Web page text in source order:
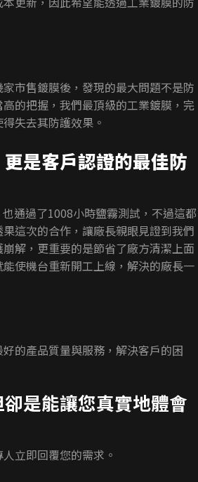
市售鍍膜後，發現的最大問題不是防
的把握，我們最頂級的工業鍍膜，完
失去其防護效果。
是客戶認證的最佳防
通過了1008小時鹽霧測試，不過這都
這次的合作，讓廠長親眼見證到我們
解，更重要的是節省了廠方清潔上面
使機台重新開工上線，解決的廠長一
的產品質量與服務，解決客戶的困
是能讓您真實地體會
立即回覆您的需求。